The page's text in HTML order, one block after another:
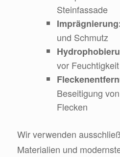
Steinfassade
und Schmutz
vor
Beseitigung
Flecken
Wir verwenden
Materialien und